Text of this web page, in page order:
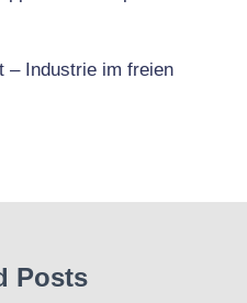
– Industrie im freien
Posts